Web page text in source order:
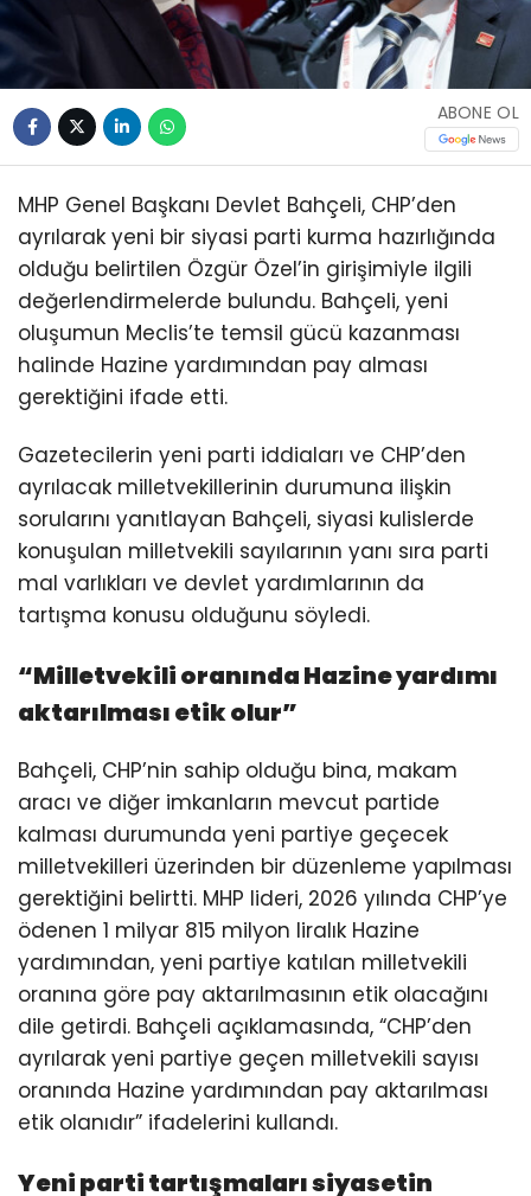
ABONE OL
MHP Genel Başkanı Devlet Bahçeli, CHP’den
ayrılarak yeni bir siyasi parti kurma hazırlığında
olduğu belirtilen Özgür Özel’in girişimiyle ilgili
değerlendirmelerde bulundu. Bahçeli, yeni
oluşumun Meclis’te temsil gücü kazanması
halinde Hazine yardımından pay alması
gerektiğini ifade etti.
Gazetecilerin yeni parti iddiaları ve CHP’den
ayrılacak milletvekillerinin durumuna ilişkin
sorularını yanıtlayan Bahçeli, siyasi kulislerde
konuşulan milletvekili sayılarının yanı sıra parti
mal varlıkları ve devlet yardımlarının da
tartışma konusu olduğunu söyledi.
“Milletvekili oranında Hazine yardımı
aktarılması etik olur”
Bahçeli, CHP’nin sahip olduğu bina, makam
aracı ve diğer imkanların mevcut partide
kalması durumunda yeni partiye geçecek
milletvekilleri üzerinden bir düzenleme yapılması
gerektiğini belirtti. MHP lideri, 2026 yılında CHP’ye
ödenen 1 milyar 815 milyon liralık Hazine
yardımından, yeni partiye katılan milletvekili
oranına göre pay aktarılmasının etik olacağını
dile getirdi. Bahçeli açıklamasında, “CHP’den
ayrılarak yeni partiye geçen milletvekili sayısı
oranında Hazine yardımından pay aktarılması
etik olanıdır” ifadelerini kullandı.
Yeni parti tartışmaları siyasetin